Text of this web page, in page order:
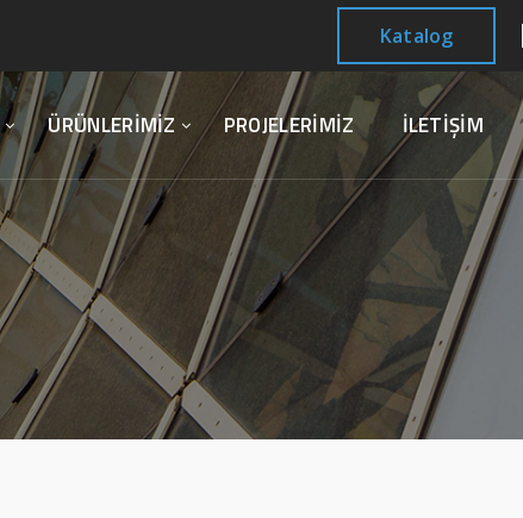
Katalog
ÜRÜNLERİMİZ PROJELERİMİZ İLETİŞİM